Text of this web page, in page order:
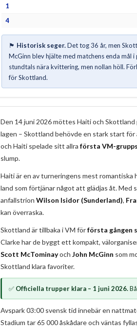
1
4
🏴󠁧󠁢󠁳󠁣󠁴󠁿 Historisk seger.Det tog 36 år, men
McGinn blev hjälte med matchens enda
stundtals nära kvittering, men nollan höll.
för Skottland.
Den 14 juni 2026 möttes Haiti och Skottland
lagen – Skottland behövde en stark start för
och Haiti spelade sitt allra första VM-
slump.
Haiti är en av turneringens mest romantiska
land som förtjänar något att glädjas åt. Med
anfallstrion Wilson Isidor (Sunderland),
kan överraska.
Skottland är tillbaka i VM förförsta gången
Clarke har de byggt ett kompakt,
Scott McTominayoch John McGinn som
Skottland klara favoriter.
✅ Officiella trupper klara – 1 juni 2026.
Avspark 03:00 svensk tid innebär en
Stadium tar 65 000 åskådare och väntas